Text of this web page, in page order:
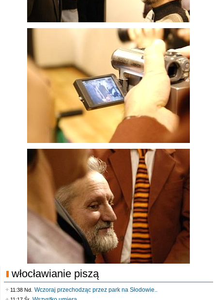
włocławianie piszą
11:38 Nd. Wczoraj przechodząc przez park na Słodowie..